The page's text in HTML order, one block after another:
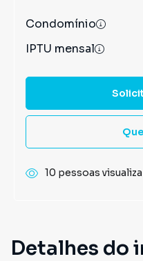
Detalhes do
Condomínio
IPTU mensal
10 pessoas